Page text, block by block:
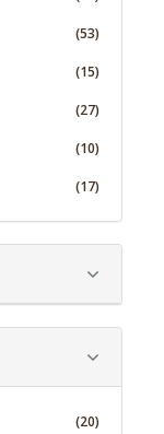
(53)
(15)
(27)
(10)
(17)
(20)